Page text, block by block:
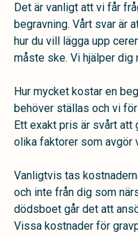
Det är vanligt att vi får
begravning. Vårt svar är
hur du vill lägga upp
måste ske. Vi hjälper dig
Hur mycket kostar en
behöver ställas och vi
Ett exakt pris är svårt att
olika faktorer som avgör
Vanligtvis tas
och inte från dig som
dödsboet går det att
Vissa kostnader för